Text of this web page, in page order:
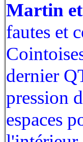
Martin
fautes et
dernier
pression
espaces